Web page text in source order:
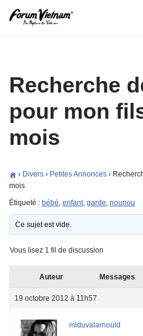
Recherche
pour mon
mois
› Divers › Petites Annonces ›
mois
Étiqueté : bébé enfant garde nounou
Ce sujet est vide.
Vous lisez 1 fil de discussion
Auteur Messages
19 octobre 2012 à 11h57
mlduvalarnould